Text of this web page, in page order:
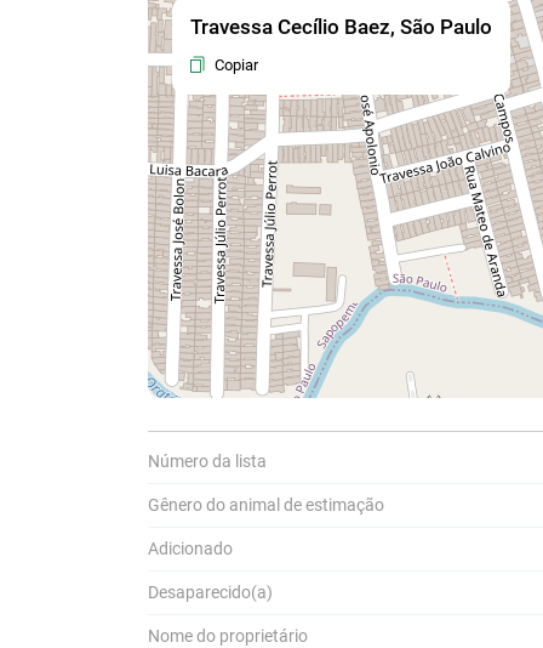
Travessa Cecílio Baez, São Paulo
Copiar
Número da lista
Gênero do animal de estimação
Adicionado
Desaparecido(a)
Nome do proprietário